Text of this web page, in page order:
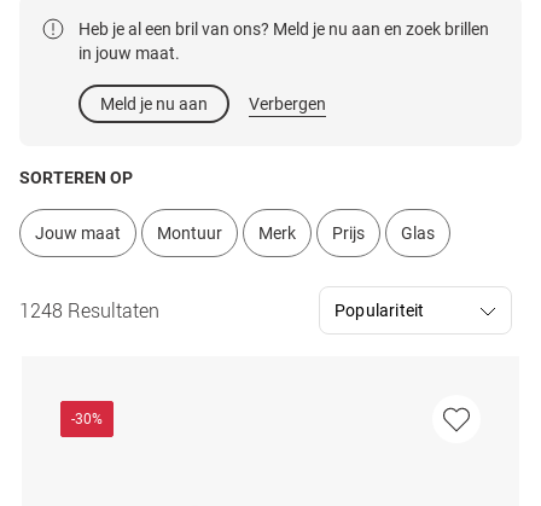
Heb je al een bril van ons? Meld je nu aan en zoek brillen
in jouw maat.
Meld je nu aan Verbergen
SORTEREN OP
Jouw maat Montuur Merk Prijs Glas
1248 Resultaten
-30%